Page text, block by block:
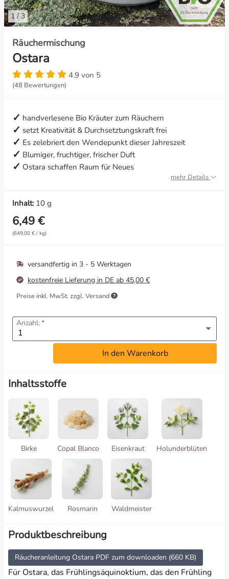
1/3
Räuchermischung
Ostara
4.9 von 5
(48 Bewertungen)
handverlesene Bio Kräuter zum Räuchern
setzt Kreativität & Durchsetztungskraft frei
Es zelebriert den Wendepunkt dieser Jahreszeit
Blumiger, fruchtiger, frischer Duft
Ostara schaffen Raum für Neues
mehr Details
Inhalt: 10 g
6,49 €
(649,00 € / kg)
versandfertig in3 - 5 Werktagen
kostenfreie Lieferung in DE ab 45,00 €
Preise inkl. MwSt. zzgl. Versand
Anzahl:
In den Warenkorb
Inhaltsstoffe
Birke Copal Blanco Eisenkraut Holunderblüten
Kalmuswurzel Rosmarin Waldmeister
Produktbeschreibung
Räucheranleitung Ostara PDF zum downloaden (660 KB)
Für Ostara, das Frühlingsäquinoktium, das den Frühling
Konzentration & Erfolg
Lebenskraft & Lebensfreude
Leichtigkeit & Ausgeglichenheit
Liebe & Leidenschaft
Meditation & Weissagung
Mut & Zuversicht
Ruhe & Frieden
Schutz & Geborgenheit
Wärme & Harmonie
Litha
Lughnasadh
Mabon